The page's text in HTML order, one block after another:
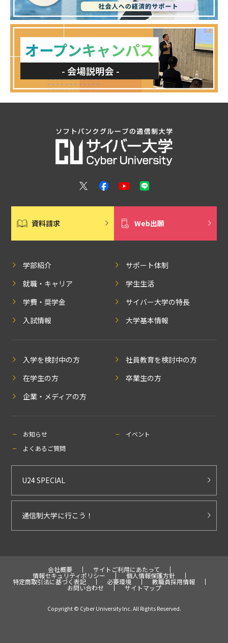
資料請求 Web出願
学部紹介
サポート体制
就職・キャリア
学生生活
学費・奨学金
サイバー大学の特長
入試情報
大学基本情報
入学を検討中の方
社員教育を検討中の方
在学生の方
卒業生の方
企業・メディアの方
お知らせ
イベント
よくあるご質問
U24 SPECIAL
通信制大学に行こう！
会社概要 サイトご利用にあたって
情報セキュリティポリシー 個人情報保護方針
特定商取引法に基づく表記 必要環境 教職員採用情報
お問い合わせ サイトマップ
Copyright © Cyber University Inc. All Rights Reserved.